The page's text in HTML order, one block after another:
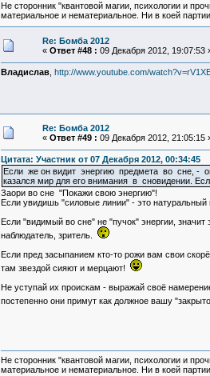
Не сторонник "квантовой магии, психологии и
материальное и нематериальное. Ни в коей
Re: Бомба 2012
« Ответ #48 : 09 Декабря 2012, 19:07:53
Владислав, http://www.youtube.com/
Re: Бомба 2012
« Ответ #49 : 09 Декабря 2012, 21:05:15
Цитата: Участник от 07 Декабря 2012, 00:34:45
Если же он видит энергию предмета во сне, -
казался мир для его внимания в сновидении.
Заори во сне "Покажи свою энергию"!
Если увидишь "силовые линии" - это
Если "видимый во сне" не "пучок" энергии,
наблюдатель, зритель.
Если пред засыпанием кто-то рожи вам свои
там звездой сияют и мерцают!
Не уступай их проискам - выражай своё
постепенно они примут как должное вашу
Не сторонник "квантовой магии, психологии и
материальное и нематериальное. Ни в коей